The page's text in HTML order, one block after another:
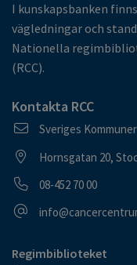
I kunskapsbanken
vägledningar och
Nationella
(RCC).
Kontakta RCC
Postadress
Sveriges
Besöksadress
Hornsgatan 20,
Telefonnummer
08-452 70 00
E-postadress
Regimbiblioteket